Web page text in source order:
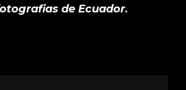
de Ecuador.